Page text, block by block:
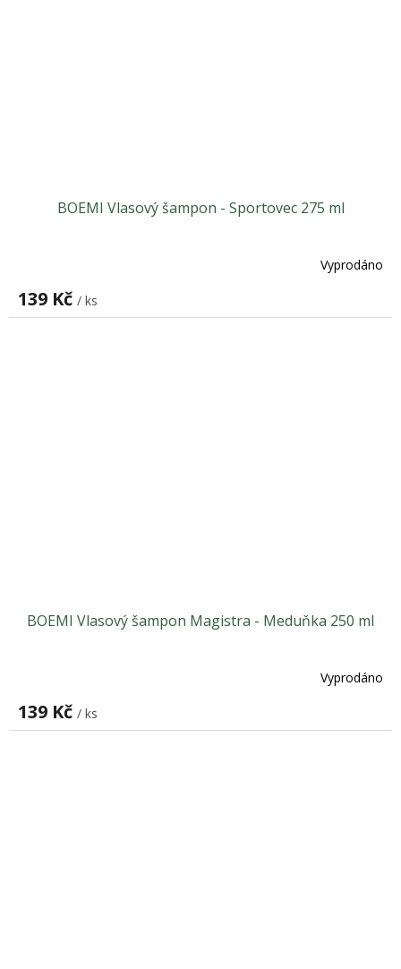
BOEMI Vlasový šampon - Sportovec 275 ml
Vyprodáno
139 Kč / ks
BOEMI Vlasový šampon Magistra - Meduňka 250 ml
Vyprodáno
139 Kč / ks